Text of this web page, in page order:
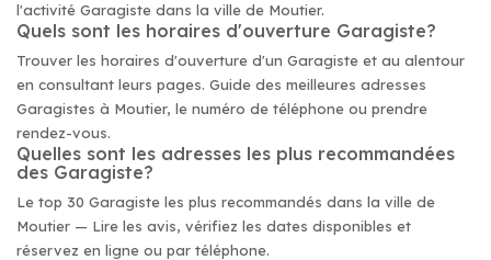
l'activité Garagiste dans la ville de Moutier.
Quels sont les horaires d'ouverture Garagiste?
Trouver les horaires d'ouverture d'un Garagiste et au alentour
en consultant leurs pages. Guide des meilleures adresses
Garagistes à Moutier, le numéro de téléphone ou prendre
rendez-vous.
Quelles sont les adresses les plus recommandées
des Garagiste?
Le top 30 Garagiste les plus recommandés dans la ville de
Moutier — Lire les avis, vérifiez les dates disponibles et
réservez en ligne ou par téléphone.